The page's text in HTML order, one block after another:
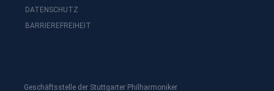
DATENSCHUTZ
BARRIEREFREIHEIT
Geschäftsstelle der Stuttgarter Philharmoniker